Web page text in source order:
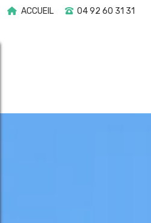
ACCUEIL 04 92 60 31 31